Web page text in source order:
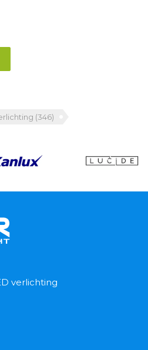
(346)
verlichting